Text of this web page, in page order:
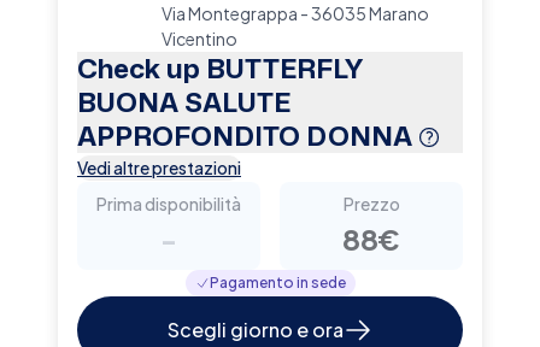
Via Montegrappa - 36035 Marano
Vicentino
Check up BUTTERFLY
BUONA SALUTE
APPROFONDITO DONNA
Vedi altre prestazioni
Prima disponibilità
-
Prezzo
88€
Pagamento in sede
Scegli giorno e ora